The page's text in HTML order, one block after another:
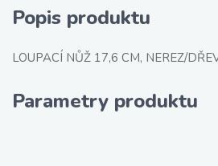
Popis produktu
LOUPACÍ NŮŽ 17,6 CM, NEREZ/
Parametry produktu